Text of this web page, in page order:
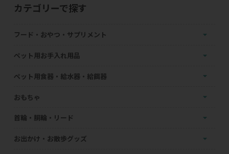
カテゴリーで探す
フード・おやつ・サプリメント
ペット用お手入れ用品
ペット用食器・給水器・給餌器
おもちゃ
首輪・胴輪・リード
お出かけ・お散歩グッズ